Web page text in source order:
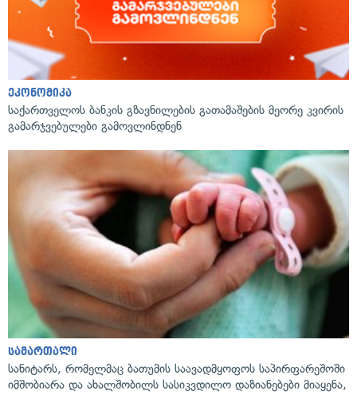
ეკონომიკა
საქართველოს ბანკის გზავნილების გათამაშების მეორე კვირის
გამარჯვებულები გამოვლინდნენ
სამართალი
სანიტარს, რომელმაც ბათუმის საავადმყოფოს საპირფარეშოში
იმშობიარა და ახალშობილს სასიკვდილო დაზიანებები მიაყენა,